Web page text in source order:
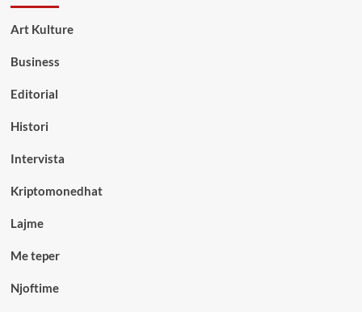
Art Kulture
Business
Editorial
Histori
Intervista
Kriptomonedhat
Lajme
Me teper
Njoftime